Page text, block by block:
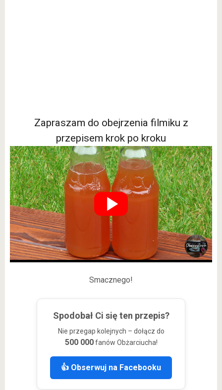
Zapraszam do obejrzenia filmiku z
przepisem krok po kroku
Smacznego!
Spodobał Ci się ten przepis?
Nie przegap kolejnych – dołącz do
500 000fanów Obżarciucha!
👍 Obserwuj na Facebooku